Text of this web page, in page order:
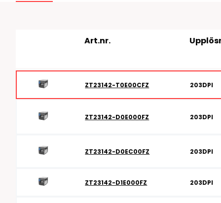
Art.nr.
ZT23142-T0E00CFZ 203DPI
ZT23142-D0E000FZ 203DPI
ZT23142-D0EC00FZ 203DPI
ZT23142-D1E000FZ 203DPI